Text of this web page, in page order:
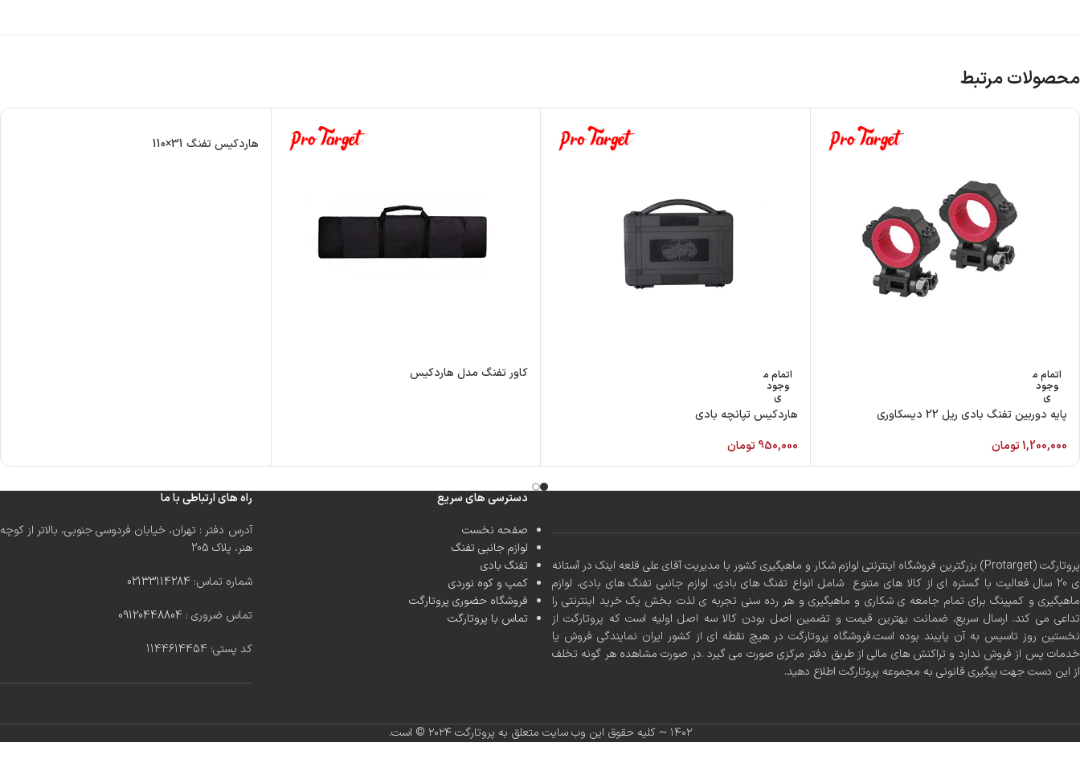
محصولات مرتبط
اتمام م
وجود
ی
پایه دوربین تفنگ بادی ریل 22 دیسکاوری
1,200,000تومان
اتمام م
وجود
ی
هاردکیس تپانچه بادی
950,000 تومان
کاور تفنگ مدل هاردکیس
هاردکیس تفنگ 31×110
پروتارگت (Protarget) بزرگترین فروشگاه اینترنتی لوازم شکار و ماهیگیری کشور با مدیریت آقای علی قلعه اینک در آستانه
ی 20 سال فعالیت با گستره ای از کالا های متنوع شامل انواع تفنگ های بادی، لوازم جانبی تفنگ های بادی، لوازم
ماهیگیری و کمپینگ برای تمام جامعه ی شکاری و ماهیگیری و هر رده سنی تجربه ی لذت بخش یک خرید اینترنتی را
تداعی می کند. ارسال سریع، ضمانت بهترین قیمت و تضمین اصل بودن کالا سه اصل اولیه است که پروتارگت از
نخستین روز تاسیس به آن پایبند بوده است.فروشگاه پروتارگت در هیچ نقطه ای از کشور ایران نمایندگی فروش یا
خدمات پس از فروش ندارد و تراکنش های مالی از طریق دفتر مرکزی صورت می گیرد .در صورت مشاهده هر گونه تخلف
از این دست جهت پیگیری قانونی به مجموعه پروتارگت اطلاع دهید.
دسترسی های سریع
صفحه نخست
لوازم جانبی تفنگ
تفنگ بادی
کمپ و کوه نوردی
فروشگاه حضوری پروتارگت
تماس با پروتارگت
راه های ارتباطی با ما
آدرس دفتر : تهران، خیابان فردوسی جنوبی، بالاتر از کوچه
هنر، پلاک 205
شماره تماس: 02133114284
تماس ضروری : 09120448804
کد پستی: 1144614454
۱۴۰۲ ~ کلیه حقوق این وب سایت متعلق به پروتارگت ۲۰۲۴ ©️ است.